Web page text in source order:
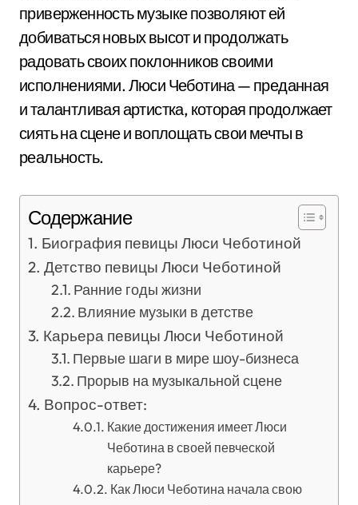
приверженность музыке позволяют ей
добиваться новых высот и продолжать
радовать своих поклонников своими
исполнениями. Люси Чеботина — преданная
и талантливая артистка, которая продолжает
сиять на сцене и воплощать свои мечты в
реальность.
Содержание
Биография певицы Люси Чеботиной
Детство певицы Люси Чеботиной
Ранние годы жизни
Влияние музыки в детстве
Карьера певицы Люси Чеботиной
Первые шаги в мире шоу-бизнеса
Прорыв на музыкальной сцене
Вопрос-ответ:
Какие достижения имеет Люси
Чеботина в своей певческой
карьере?
Как Люси Чеботина начала свою